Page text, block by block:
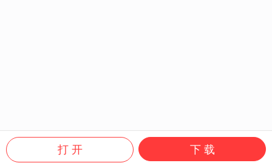
打 开 下 载